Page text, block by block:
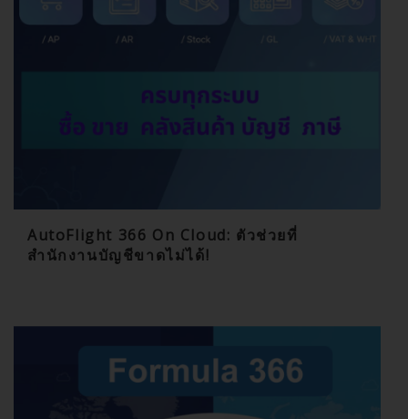
AutoFlight 366 On Cloud: ตัวช่วยที่
สำนักงานบัญชีขาดไม่ได้!